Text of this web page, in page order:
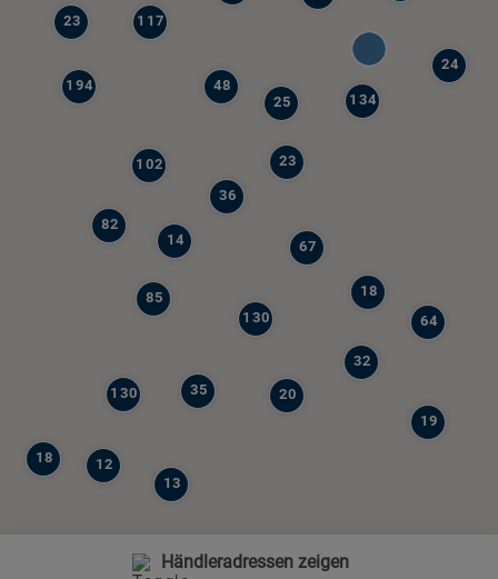
85
194
117
130
64
67
82
36
130
134
23
35
102
19
23
48
14
12
18
32
13
20
24
25
18
Händleradressen zeigen